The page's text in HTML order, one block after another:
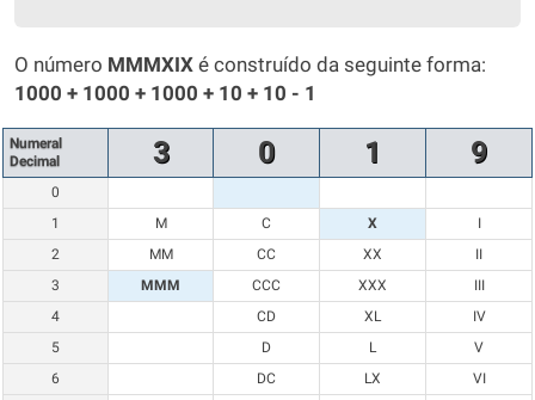
O número MMMXIX é construído da seguinte forma:
1000 + 1000 + 1000 + 10 + 10 - 1
Numeral
Decimal
3 0 1 9
0
1
M C X
I
2
MM CC XX
II
3
MMM CCC XXX
III
4
CD XL
IV
5
D L
V
6
DC LX
VI